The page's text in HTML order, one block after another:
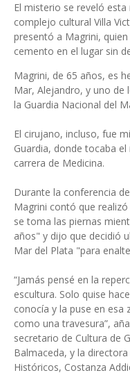
El misterio se reveló
complejo cultural Villa
presentó a Magrini,
cemento en el lugar sin
Magrini, de 65 años, es
Mar, Alejandro, y uno de
la Guardia Nacional del
El cirujano, incluso, fue
Guardia, donde tocaba
carrera de Medicina.
Durante la conferencia
Magrini contó que
se toma las piernas
años" y dijo que decidió
Mar del Plata "para
“Jamás pensé en la
escultura. Solo quise
conocía y la puse en esa
como una travesura”,
secretario de Cultura de
Balmaceda, y la
Históricos, Costanza